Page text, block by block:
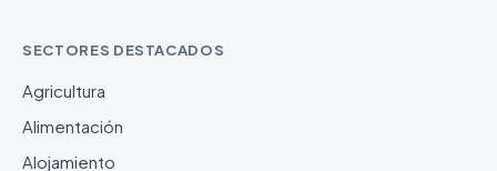
SECTORES DESTACADOS
Agricultura
Alimentación
Alojamiento